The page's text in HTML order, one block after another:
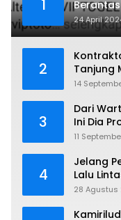
1
24 April
2
Tanjung
Matrial
14
3
Dari
Ini Dia
Dapil 1
11
4
Jelang
Lalu
Kondusif
28 Agustus